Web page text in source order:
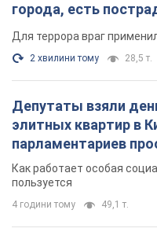
города, есть
Для террора враг
2 хвилини тому 28,5 т.
Депутаты взяли
элитных квартир в
парламентариев
поселился
Как работает особая
пользуется
4 години тому 49,1 т.